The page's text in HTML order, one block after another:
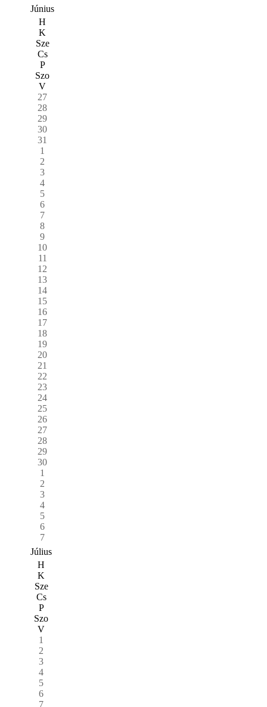
Június
H
K
Sze
Cs
P
Szo
V
27
28
29
30
31
1
2
3
4
5
6
7
8
9
10
11
12
13
14
15
16
17
18
19
20
21
22
23
24
25
26
27
28
29
30
1
2
3
4
5
6
7
Július
H
K
Sze
Cs
P
Szo
V
1
2
3
4
5
6
7